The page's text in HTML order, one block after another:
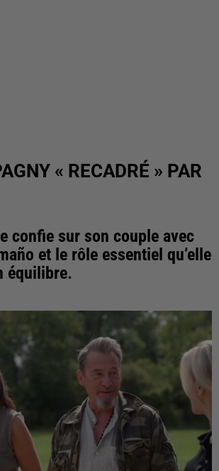
« RECADRÉ » PAR
confie sur son couple avec
et le rôle essentiel qu’elle
équilibre.